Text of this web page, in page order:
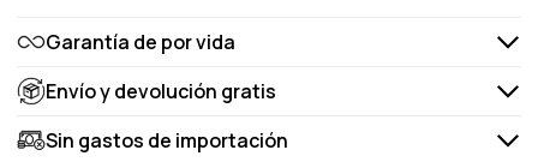
Garantía de por vida
Envío y devolución gratis
Sin gastos de importación